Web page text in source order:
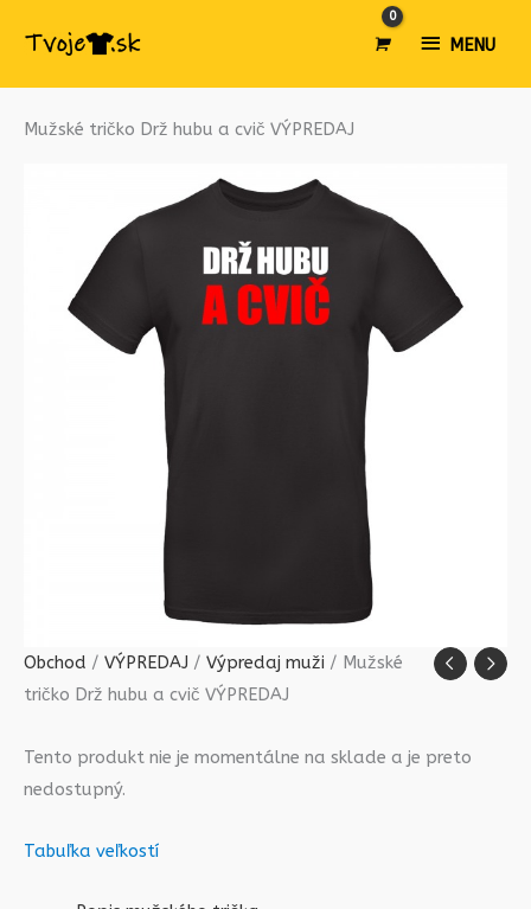
MENU
MENU
Mužské tričko Drž hubu a cvič VÝPREDAJ
Obchod / VÝPREDAJ / Výpredaj muži / Mužské
tričko Drž hubu a cvič VÝPREDAJ
Tento produkt nie je momentálne na sklade a je preto
nedostupný.
Tabuľka veľkostí